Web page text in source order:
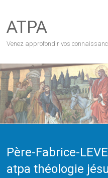
content
ATPA
Venez approfondir vos
Père-Fabrice-
atpa théologie